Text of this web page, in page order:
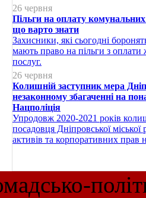
26 червня
Пільги на оплату
що варто знати
Захисники, які сьогодні
мають право на пільги з
послуг.
26 червня
Колишній заступник мера
незаконному збагаченні на
Нацполіція
Упродовж 2020-2021 років
посадовця Дніпровської
активів та корпоративних прав